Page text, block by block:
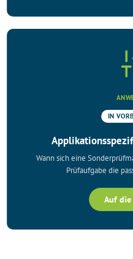
IN
Wann sich eine
Prüfaufgabe die
Auf die